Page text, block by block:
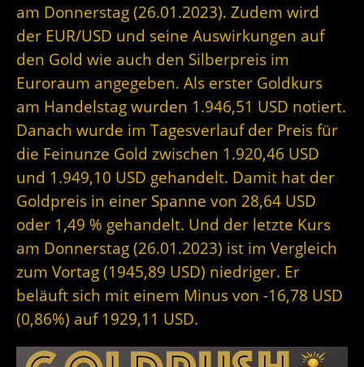
am Donnerstag (26.01.2023). Zudem wird
der EUR/USD und seine Auswirkungen auf
den Gold wie auch den Silberpreis im
Euroraum angegeben. Als erster Goldkurs
am Handelstag wurden 1.946,51 USD notiert.
Danach wurde im Tagesverlauf der Preis für
die Feinunze Gold zwischen 1.920,46 USD
und 1.949,10 USD gehandelt. Damit hat der
Goldpreis in einer Spanne von 28,64 USD
oder 1,49 % gehandelt. Und der letzte Kurs
am Donnerstag (26.01.2023) ist im Vergleich
zum Vortag (1945,89 USD) niedriger. Er
beläuft sich mit einem Minus von -16,78 USD
(0,86%) auf 1929,11 USD.